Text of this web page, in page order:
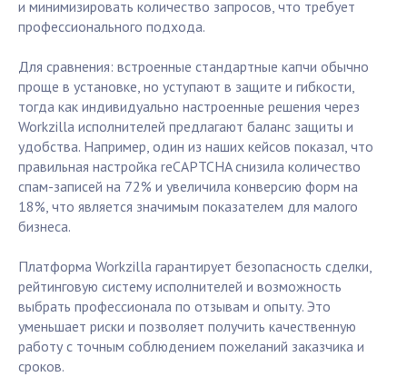
и минимизировать количество запросов, что требует
профессионального подхода.
Для сравнения: встроенные стандартные капчи обычно
проще в установке, но уступают в защите и гибкости,
тогда как индивидуально настроенные решения через
Workzilla исполнителей предлагают баланс защиты и
удобства. Например, один из наших кейсов показал, что
правильная настройка reCAPTCHA снизила количество
спам-записей на 72% и увеличила конверсию форм на
18%, что является значимым показателем для малого
бизнеса.
Платформа Workzilla гарантирует безопасность сделки,
рейтинговую систему исполнителей и возможность
выбрать профессионала по отзывам и опыту. Это
уменьшает риски и позволяет получить качественную
работу с точным соблюдением пожеланий заказчика и
сроков.